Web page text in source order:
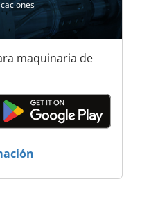
maquinaria de